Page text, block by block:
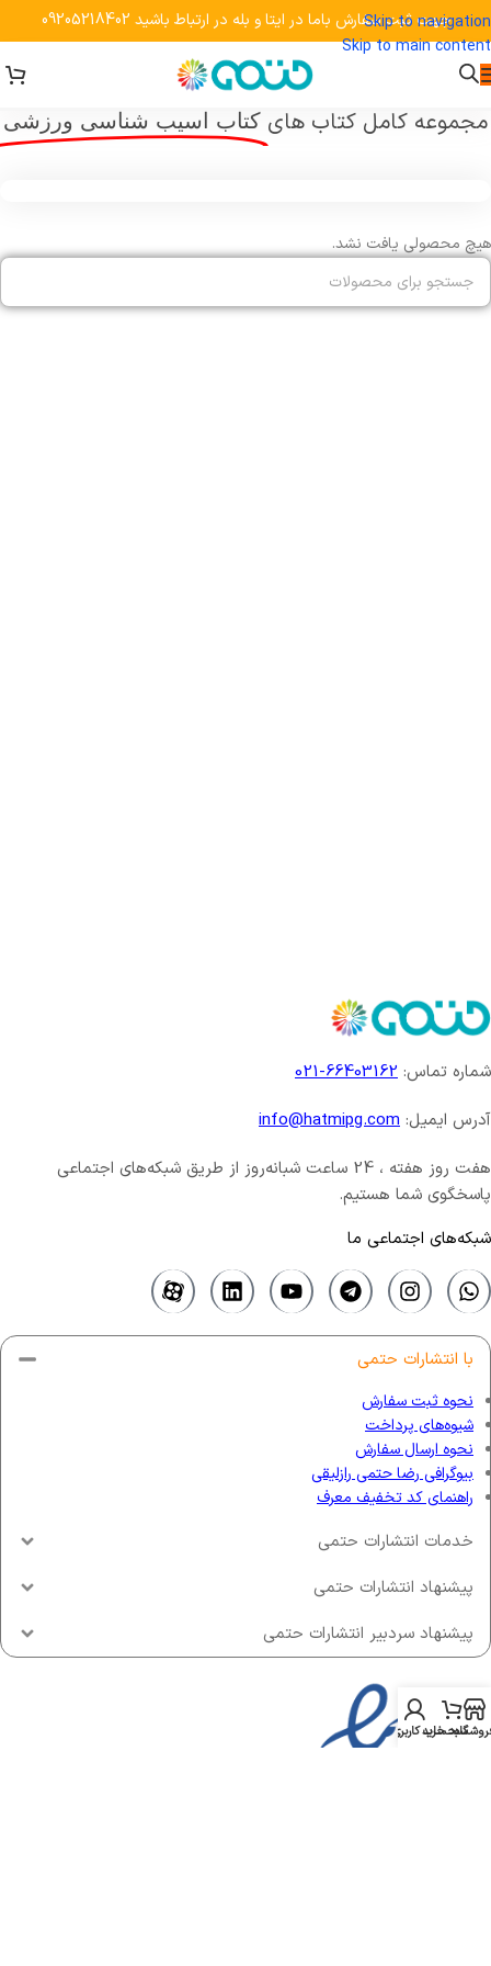
Skip to navigation
Skip to main content
جهت ثبت سفارش باما در ایتا و بله در ارتباط باشید 09205218402
محصولات برچسب خورده "کتاب آسیب شناسی ورزشی"
مجموعه کامل کتاب های کتاب آسیب شناسی ورزشی
هیچ محصولی یافت نشد.
شماره تماس: 66403162-021
آدرس ایمیل: info@hatmipg.com
هفت روز هفته ، 24 ساعت شبانه‌روز از طریق شبکه‌های اجتماعی
پاسخگوی شما هستیم.
شبکه‌های اجتماعی ما
با انتشارات حتمی
نحوه ثبت سفارش
شیوه‌های پرداخت
نحوه ارسال سفارش
بیوگرافی رضا حتمی رازلیقی
راهنمای کد تخفیف معرف
خدمات انتشارات حتمی
پیشنهاد انتشارات حتمی
پیشنهاد سردبیر انتشارات حتمی
سبد خرید
حساب کاربری من